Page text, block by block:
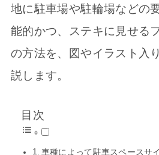
地に駐車場や駐輪場などの
能的かつ、ステキに見せる
の方法を、図やイラスト入
説します。
目次
車種によって駐車スペースサ